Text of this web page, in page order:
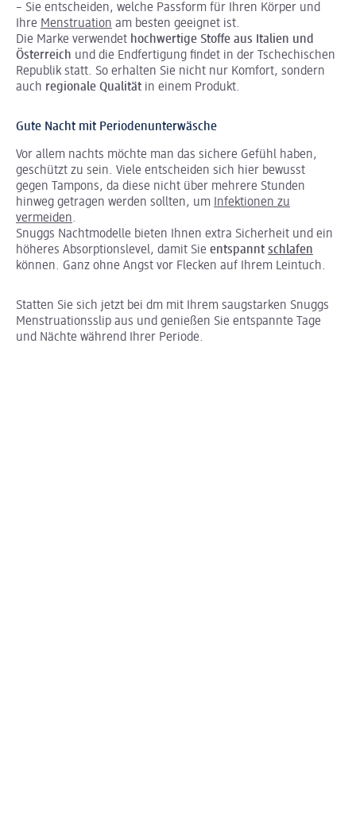
– Sie entscheiden, welche Passform für Ihren Körper und
Ihre Menstruation am besten geeignet ist.
Die Marke verwendet hochwertige Stoffe aus Italien und
Österreich und die Endfertigung findet in der Tschechischen
Republik statt. So erhalten Sie nicht nur Komfort, sondern
auch regionale Qualität in einem Produkt.
Gute Nacht mit Periodenunterwäsche
Vor allem nachts möchte man das sichere Gefühl haben,
geschützt zu sein. Viele entscheiden sich hier bewusst
gegen Tampons, da diese nicht über mehrere Stunden
hinweg getragen werden sollten, um Infektionen zu
vermeiden.
Snuggs Nachtmodelle bieten Ihnen extra Sicherheit und ein
höheres Absorptionslevel, damit Sie entspannt schlafen
können. Ganz ohne Angst vor Flecken auf Ihrem Leintuch.
Statten Sie sich jetzt bei dm mit Ihrem saugstarken Snuggs
Menstruationsslip aus und genießen Sie entspannte Tage
und Nächte während Ihrer Periode.